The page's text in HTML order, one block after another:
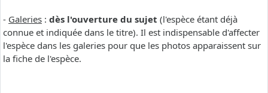
- Galeries : dès l'ouverture du sujet (l'espèce étant déjà
connue et indiquée dans le titre). Il est indispensable d'affecter
l'espèce dans les galeries pour que les photos apparaissent sur
la fiche de l'espèce.